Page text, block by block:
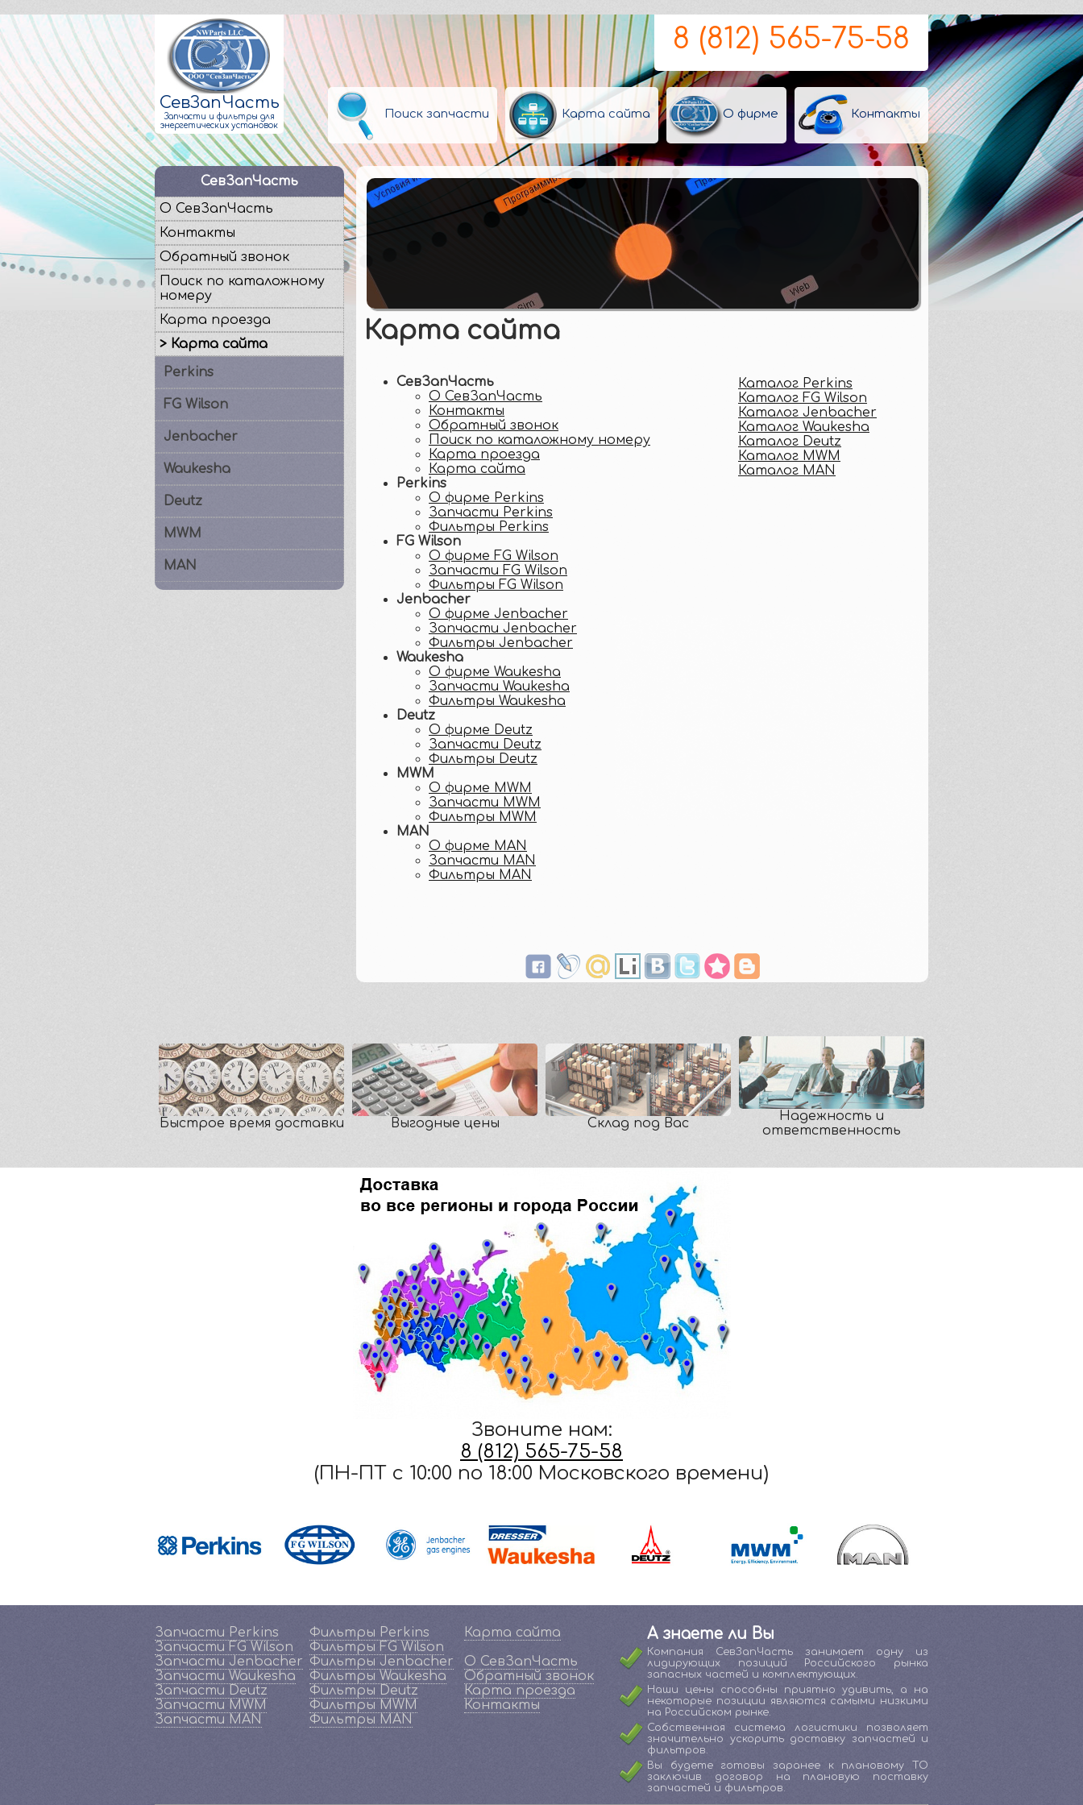
СевЗапЧасть
Запчасти и фильтры для
энергетических установок
8 (812) 565-75-58
Поиск запчасти Карта сайта О фирме Контакты
СевЗапЧасть
О СевЗапЧасть
Контакты
Обратный звонок
Поиск по каталожному
номеру
Карта проезда
> Карта сайта
Perkins
FG Wilson
Jenbacher
Waukesha
Deutz
MWM
MAN
Карта сайта
СевЗапЧасть
О СевЗапЧасть
Контакты
Обратный звонок
Поиск по каталожному номеру
Карта проезда
Карта сайта
Perkins
О фирме Perkins
Запчасти Perkins
Фильтры Perkins
FG Wilson
О фирме FG Wilson
Запчасти FG Wilson
Фильтры FG Wilson
Jenbacher
О фирме Jenbacher
Запчасти Jenbacher
Фильтры Jenbacher
Waukesha
О фирме Waukesha
Запчасти Waukesha
Фильтры Waukesha
Deutz
О фирме Deutz
Запчасти Deutz
Фильтры Deutz
MWM
О фирме MWM
Запчасти MWM
Фильтры MWM
MAN
О фирме MAN
Запчасти MAN
Фильтры MAN
Каталог Perkins
Каталог FG Wilson
Каталог Jenbacher
Каталог Waukesha
Каталог Deutz
Каталог MWM
Каталог MAN
Быстрое время доставки Выгодные цены Склад под Вас
Надежность и
ответственность
Звоните нам:
8 (812) 565-75-58
(ПН-ПТ c 10:00 по 18:00 Московского времени)
Запчасти Perkins
Запчасти FG Wilson
Запчасти Jenbacher
Запчасти Waukesha
Запчасти Deutz
Запчасти MWM
Запчасти MAN
Фильтры Perkins
Фильтры FG Wilson
Фильтры Jenbacher
Фильтры Waukesha
Фильтры Deutz
Фильтры MWM
Фильтры MAN
Карта сайта
О СевЗапЧасть
Обратный звонок
Карта проезда
Контакты
А знаете ли Вы
Компания СевЗапЧасть занимает одну из
лидирующих позиций Российского рынка
запасных частей и комплектующих.
Наши цены способны приятно удивить, а на
некоторые позиции являются самыми низкими
на Российском рынке.
Собственная система логистики позволяет
значительно ускорить доставку запчастей и
фильтров.
Вы будете готовы заранее к плановому ТО
заключив договор на плановую поставку
запчастей и фильтров.